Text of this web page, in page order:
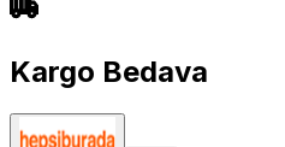
Kargo Bedava